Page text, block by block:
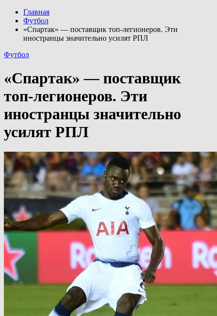
Главная
Футбол
«Спартак» — поставщик топ-легионеров. Эти
иностранцы значительно усилят РПЛ
Футбол
«Спартак» — поставщик
топ-легионеров. Эти
иностранцы значительно
усилят РПЛ